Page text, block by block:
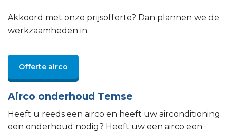
Akkoord met onze prijsofferte? Dan plannen we de
werkzaamheden in.
Offerte airco
Airco onderhoud Temse
Heeft u reeds een airco en heeft uw airconditioning
een onderhoud nodig? Heeft uw een airco een